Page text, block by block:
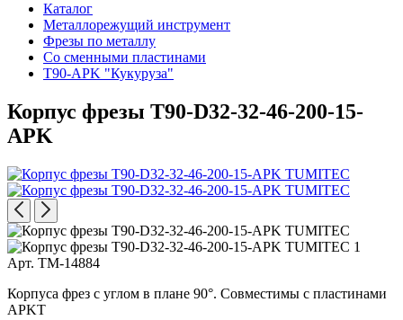
Каталог
Металлорежущий инструмент
Фрезы по металлу
Со сменными пластинами
T90-APK "Кукуруза"
Корпус фрезы T90-D32-32-46-200-15-
APK
Арт. TM-14884
Корпуса фрез с углом в плане 90°. Совместимы с пластинами
APKT